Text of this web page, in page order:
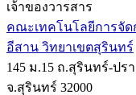
เจ้าของวารสาร
คณะเทคโนโลยีการจั
อีสาน วิทยาเขตสุรินทร์
145 ม.15 ถ.สุรินทร์-ปร
จ.สุรินทร์ 32000